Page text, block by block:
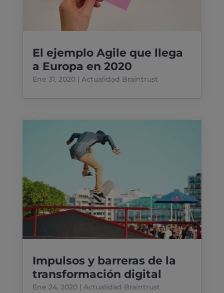
El ejemplo Agile que llega
a Europa en 2020
Ene 31, 2020| Actualidad Braintrust
Impulsos y barreras de la
transformación digital
Ene 24, 2020| Actualidad Braintrust